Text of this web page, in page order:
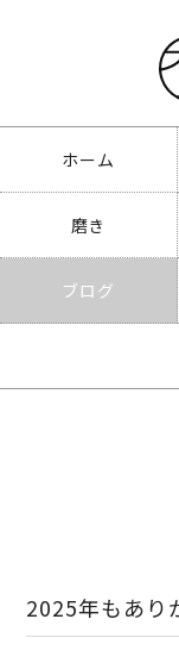
ホーム
磨き
ブログ
2025年もあり